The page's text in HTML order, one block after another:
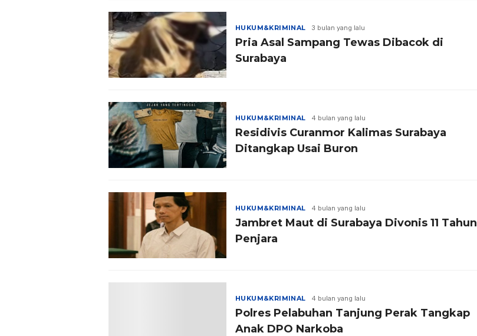
HUKUM&KRIMINAL 3 bulan yang lalu
Pria Asal Sampang Tewas Dibacok di
Surabaya
HUKUM&KRIMINAL 4 bulan yang lalu
Residivis Curanmor Kalimas Surabaya
Ditangkap Usai Buron
HUKUM&KRIMINAL 4 bulan yang lalu
Jambret Maut di Surabaya Divonis 11 Tahun
Penjara
HUKUM&KRIMINAL 4 bulan yang lalu
Polres Pelabuhan Tanjung Perak Tangkap
Anak DPO Narkoba